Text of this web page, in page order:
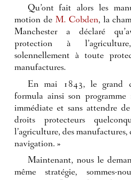
Qu’ont fait alors les
motion de M. Cobden, la
Manchester a déclaré
protection à
solennellement à toute
manufactures.
En mai 1843, le grand
formula ainsi son
immédiate et sans attendre
droits protecteurs
l’agriculture, des
navigation. »
Maintenant, nous le
même stratégie, sommes-